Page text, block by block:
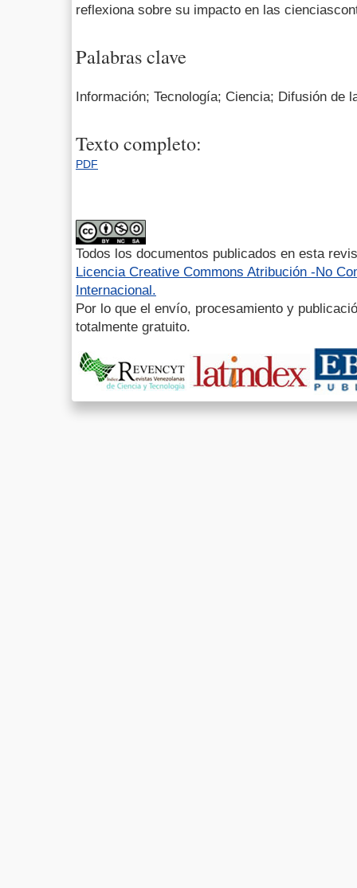
reflexiona sobre su impacto en las
Palabras clave
Información; Tecnología; Ciencia; Difusión de
Texto completo:
PDF
Todos los documentos publicados en esta
Licencia Creative Commons Atribución -No
Internacional.
Por lo que el envío, procesamiento y
totalmente gratuito.